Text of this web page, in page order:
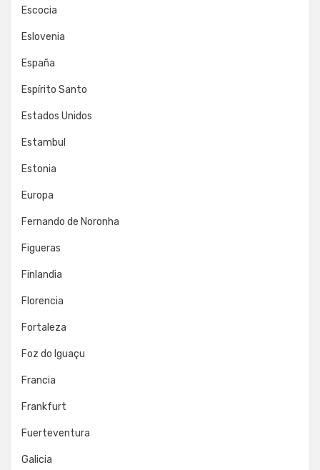
Escocia
Eslovenia
España
Espírito Santo
Estados Unidos
Estambul
Estonia
Europa
Fernando de Noronha
Figueras
Finlandia
Florencia
Fortaleza
Foz do Iguaçu
Francia
Frankfurt
Fuerteventura
Galicia